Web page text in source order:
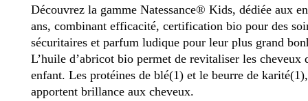
Découvrez la gamme Natessance® Kids, dédiée aux
ans, combinant efficacité, certification bio pour des
sécuritaires et parfum ludique pour leur plus grand
L’huile d’abricot bio permet de revitaliser les cheveux
enfant. Les protéines de blé(1) et le beurre de
apportent brillance aux cheveux.